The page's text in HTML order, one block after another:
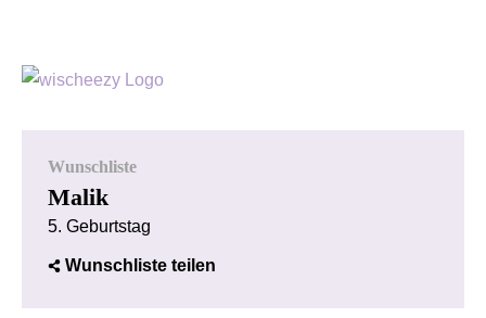
Wunschliste
Malik
5. Geburtstag
Wunschliste teilen